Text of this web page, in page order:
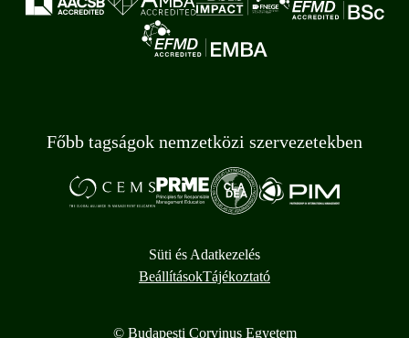
Főbb tagságok nemzetközi szervezetekben
Süti és Adatkezelés
BeállításokTájékoztató
© Budapesti Corvinus Egyetem